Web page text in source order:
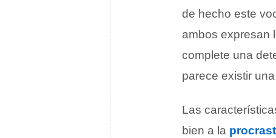
de hecho este
ambos expresan
complete una
parece existir
Las
bien a la